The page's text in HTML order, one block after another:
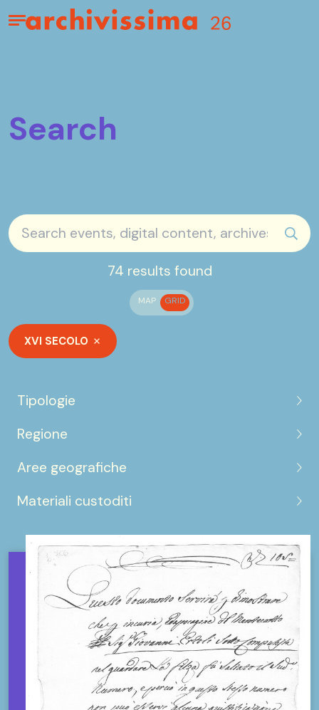
Home page
Apri il menu
Search
74 results found
MAP GRID
XVI SECOLO
Tipologie
Regione
Aree geografiche
Materiali custoditi